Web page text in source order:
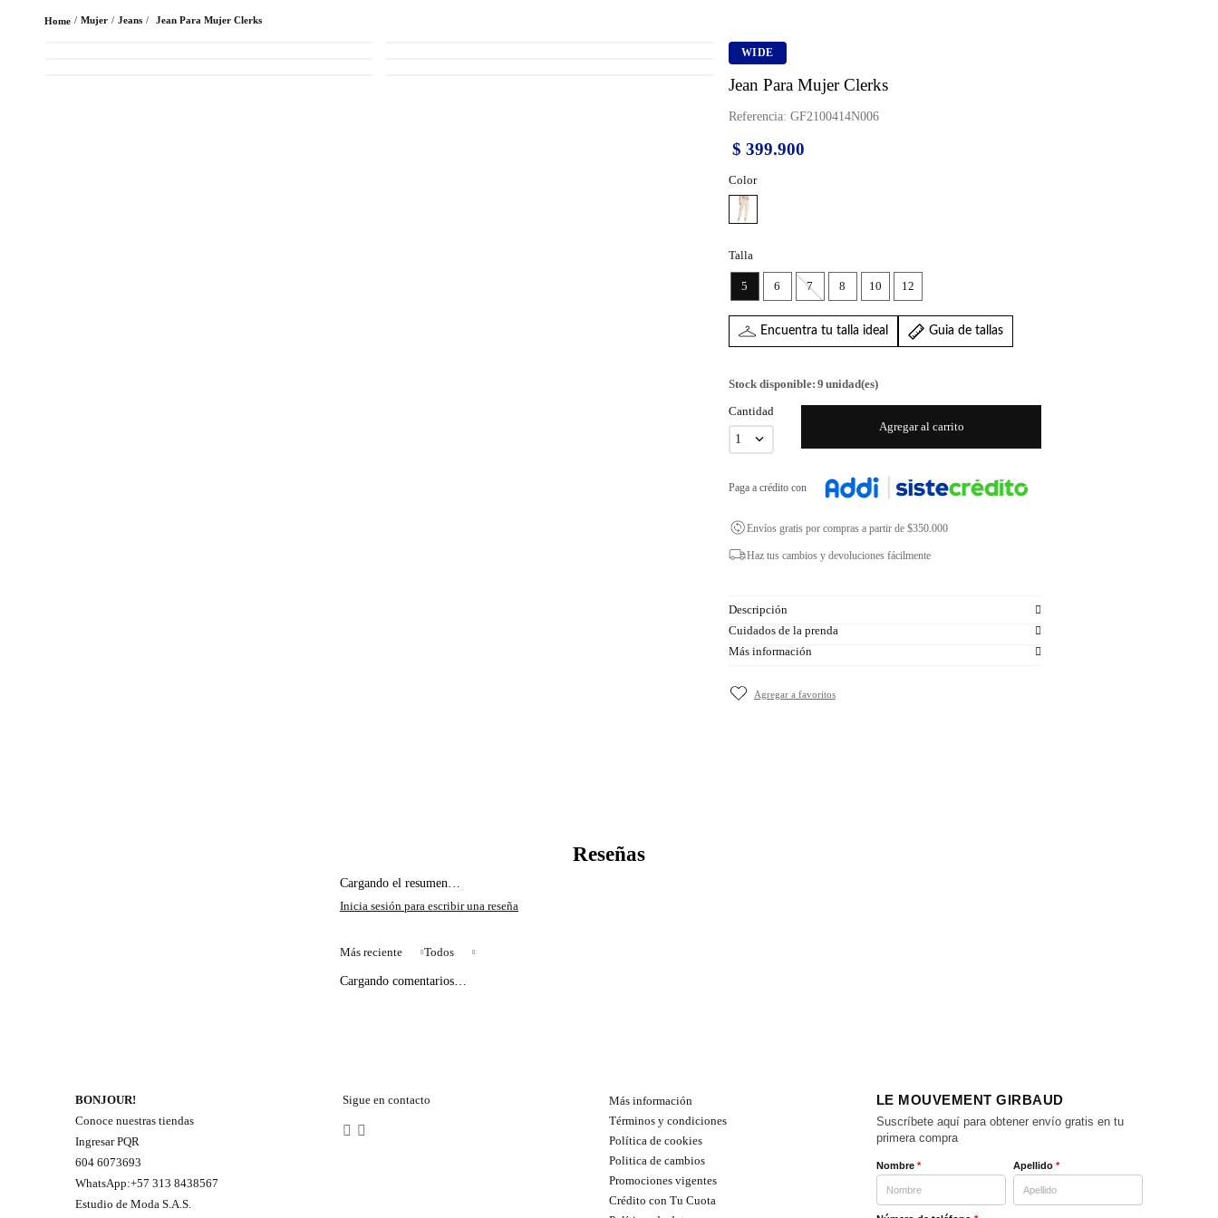
Mujer Jeans Jean Para Mujer Clerks
WIDE
Jean Para Mujer Clerks
Referencia: GF2100414N006
$ 399.900
Color
Talla
5 6 7 8 10 12
Encuentra tu talla ideal Guia de tallas
Stock disponible: 9 unidad(es)
Cantidad
1
Agregar al carrito
Paga a crédito con
Envíos gratis por compras a partir de $350.000
Haz tus cambios y devoluciones fácilmente
Descripción
Cuidados de la prenda
Más información
Cargando el resumen…
Más reciente Todos
Cargando comentarios…
BONJOUR!
Conoce nuestras tiendas
Ingresar PQR
604 6073693
WhatsApp:+57 313 8438567
Estudio de Moda S.A.S.
Sigue en contacto
Más información
Términos y condiciones
Política de cookies
Politica de cambios
Promociones vigentes
Crédito con Tu Cuota
LE MOUVEMENT GIRBAUD
Suscríbete aquí para obtener envío gratis en tu
primera compra
Nombre* Apellido*